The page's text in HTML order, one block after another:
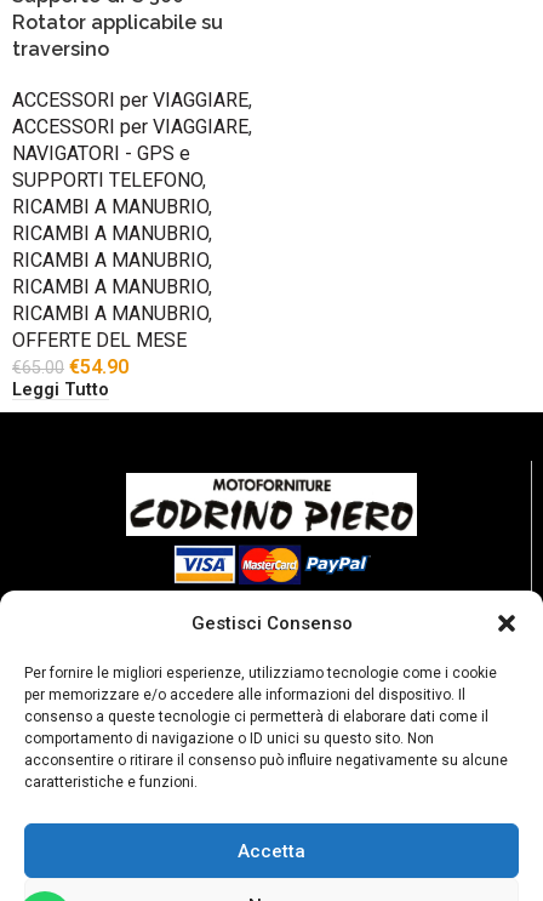
Gestisci Consenso
Per fornire le migliori esperienze, utilizziamo tecnologie come i cookie
per memorizzare e/o accedere alle informazioni del dispositivo. Il
consenso a queste tecnologie ci permetterà di elaborare dati come il
comportamento di navigazione o ID unici su questo sito. Non
acconsentire o ritirare il consenso può influire negativamente su alcune
caratteristiche e funzioni.
Accetta
Rotator applicabile su
traversino
ACCESSORI per VIAGGIARE,
ACCESSORI per VIAGGIARE,
NAVIGATORI - GPS e
SUPPORTI TELEFONO,
RICAMBI A MANUBRIO,
RICAMBI A MANUBRIO,
RICAMBI A MANUBRIO,
RICAMBI A MANUBRIO,
RICAMBI A MANUBRIO,
OFFERTE DEL MESE
€65.00 €54.90
Leggi Tutto